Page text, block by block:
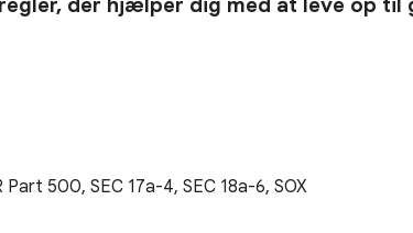
der hjælper dig med at leve op til
Part 500, SEC 17a-4, SEC 18a-6, SOX